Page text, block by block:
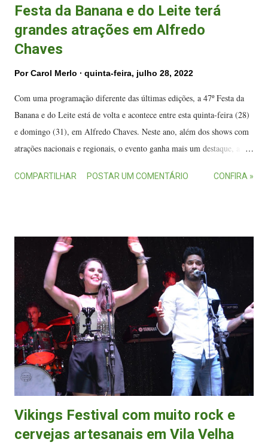
Festa da Banana e do Leite terá
grandes atrações em Alfredo
Chaves
PorCarol Merlo quinta-feira, julho 28, 2022
Com uma programação diferente das últimas edições, a 47º Festa da
Banana e do Leite está de volta e acontece entre esta quinta-feira (28)
e domingo (31), em Alfredo Chaves. Neste ano, além dos shows com
atrações nacionais e regionais, o evento ganha mais um destaque, a
do Estado, e será realizada no parque de exposições da cidade com
Thiarlys & Melina , Casaca , Rinnah , Cristian Sullivan e Musical
Prateado , e também nacionais Di Paullo & Paulino (MG), Maria
Cecília & Rodolfo (MS) e Bruno & Gaspar (SP), que prometem agitar
o parque de exposições, onde será realizada toda a programação da
festa. Além de shows, o evento conta ainda com diversas atividades
esportivas e culturais, como por exemp...
COMPARTILHAR POSTAR UM COMENTÁRIO CONFIRA »
Vikings Festival com muito rock e
cervejas artesanais em Vila Velha